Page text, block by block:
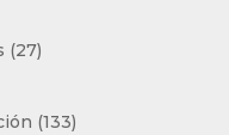
2727
133133